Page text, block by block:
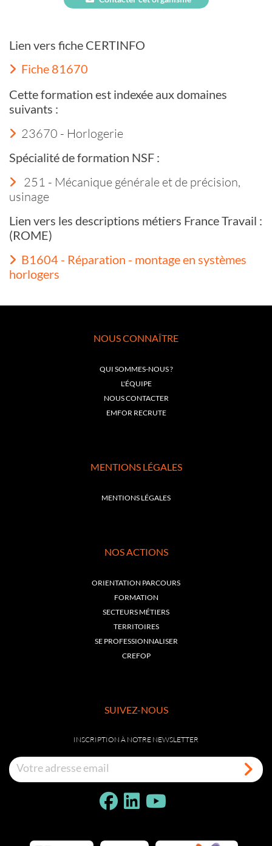
Lien vers fiche CERTINFO
Fiche 81670
Cette formation est indexée aux domaines
suivants :
23670 - Horlogerie
Spécialité de formation NSF :
251 - Mécanique générale et de précision,
usinage
Lien vers les descriptions métiers France Travail :
(ROME)
B1604 - Réparation - montage en systèmes
horlogers
NOUS CONNAÎTRE
QUI SOMMES-NOUS ?
L'ÉQUIPE
NOUS CONTACTER
EMFOR RECRUTE
MENTIONS LÉGALES
MENTIONS LÉGALES
NOS ACTIONS
ORIENTATION PARCOURS
FORMATION
SECTEURS MÉTIERS
TERRITOIRES
SE PROFESSIONNALISER
CREFOP
SUIVEZ-NOUS
INSCRIPTION À NOTRE NEWSLETTER